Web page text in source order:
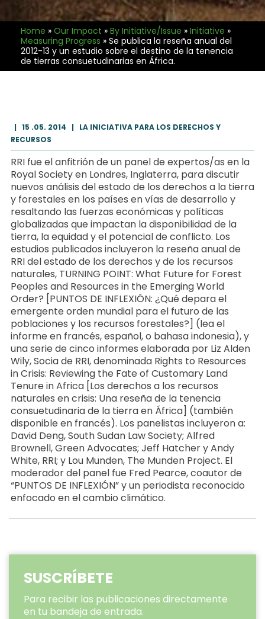
Home » Our Impact » By Initiative/Issue » Initiative »
Measuring Progress » Se publica la reseña anual del
2012-13 y un estudio sobre el destino de la tenencia
de tierras consuetudinarias en África.
| 15 .05. 2014 | LA INICIATIVA PARA LOS DERECHOS Y
RECURSOS
RRI fue el anfitrión de un panel de expertos/as en la
Royal Society en Londres, Inglaterra, para discutir
nuevos análisis del estado de los derechos a la tierra
y forestales en los países en vías de desarrollo y
resaltando las fuerzas económicas y políticas
globalizadas que impactan la disponibilidad de la
tierra, la equidad y el potencial de conflicto. Los
estudios publicados incluyeron la reseña anual de
RRI del estado de los derechos y de los recursos
naturales, TURNING POINT: What Future for Forest
Peoples and Resources in the Emerging World
Order? [PUNTOS DE INFLEXIÓN: ¿Qué depara el
emergente orden mundial para el futuro de las
poblaciones y los recursos forestales?] (lea el
informe en francés, español, o bahasa indonesia), y
una serie de cinco informes elaborada por Liz Alden
Wily, Socia de RRI, denominada Rights to Resources
in Crisis: Reviewing the Fate of Customary Land
Tenure in Africa [Los derechos a los recursos
naturales en crisis: Una reseña de la tenencia
consuetudinaria de la tierra en África] (también
disponible en francés). Los panelistas incluyeron a:
David Deng, South Sudan Law Society; Alfred
Brownell, Green Advocates; Jeff Hatcher y Andy
White, RRI; y Lou Munden, The Munden Project. El
moderador del panel fue Fred Pearce, coautor de
“PUNTOS DE INFLEXIÓN” y un periodista reconocido
enfocado en el cambio climático.
SUSCRÍBETE
Para recibir las publicaciones directamente
en tu bandeja de entrada.